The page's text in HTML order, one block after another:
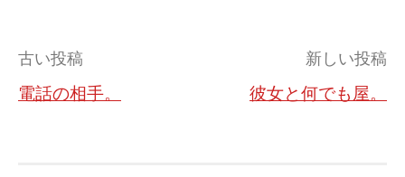
投
稿
古い投稿
電話の相手。
新しい投稿
彼女と何でも屋。